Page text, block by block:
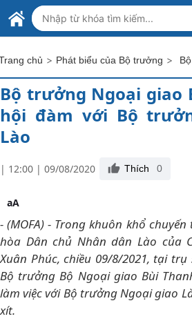
Skip to Main Content
BỘ NGOẠI GIAO VIỆT NAM
MINISTRY OF FOREIGN AFFAIRS
chủ > Phát biểu của Bộ trưởng >
Bộ trưởng Ngoại giao
hội đàm với Bộ
Lào
| 12:00 | 09/08/2020 Thích 0
aA
- (MOFA) - Trong khuôn khổ
hòa Dân chủ Nhân dân Lào của
Xuân Phúc, chiều 09/8/2021, tại
Bộ trưởng Bộ Ngoại giao Bùi
làm việc với Bộ trưởng Ngoại giao
xít.